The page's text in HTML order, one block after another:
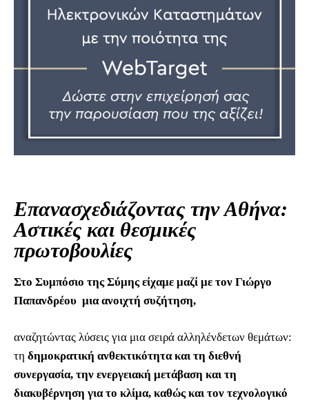
Επανασχεδιάζοντας την Αθήνα:
Αστικές και θεσμικές
πρωτοβουλίες
Στο Συμπόσιο της Σύμης είχαμε μαζί με τον Γιώργο
Παπανδρέου μια ανοιχτή συζήτηση,
αναζητώντας λύσεις για μια σειρά αλληλένδετων θεμάτων:
τη δημοκρατική ανθεκτικότητα και τη διεθνή
συνεργασία, την ενεργειακή μετάβαση και τη
διακυβέρνηση για το κλίμα, καθώς και τον τεχνολογικό